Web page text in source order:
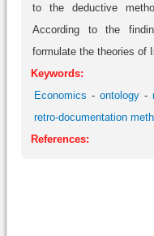
to the deductive
According to the
formulate the theories of
Keywords:
Economics
ontology
retro-documentation
References: